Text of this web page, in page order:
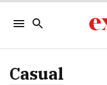
Casual